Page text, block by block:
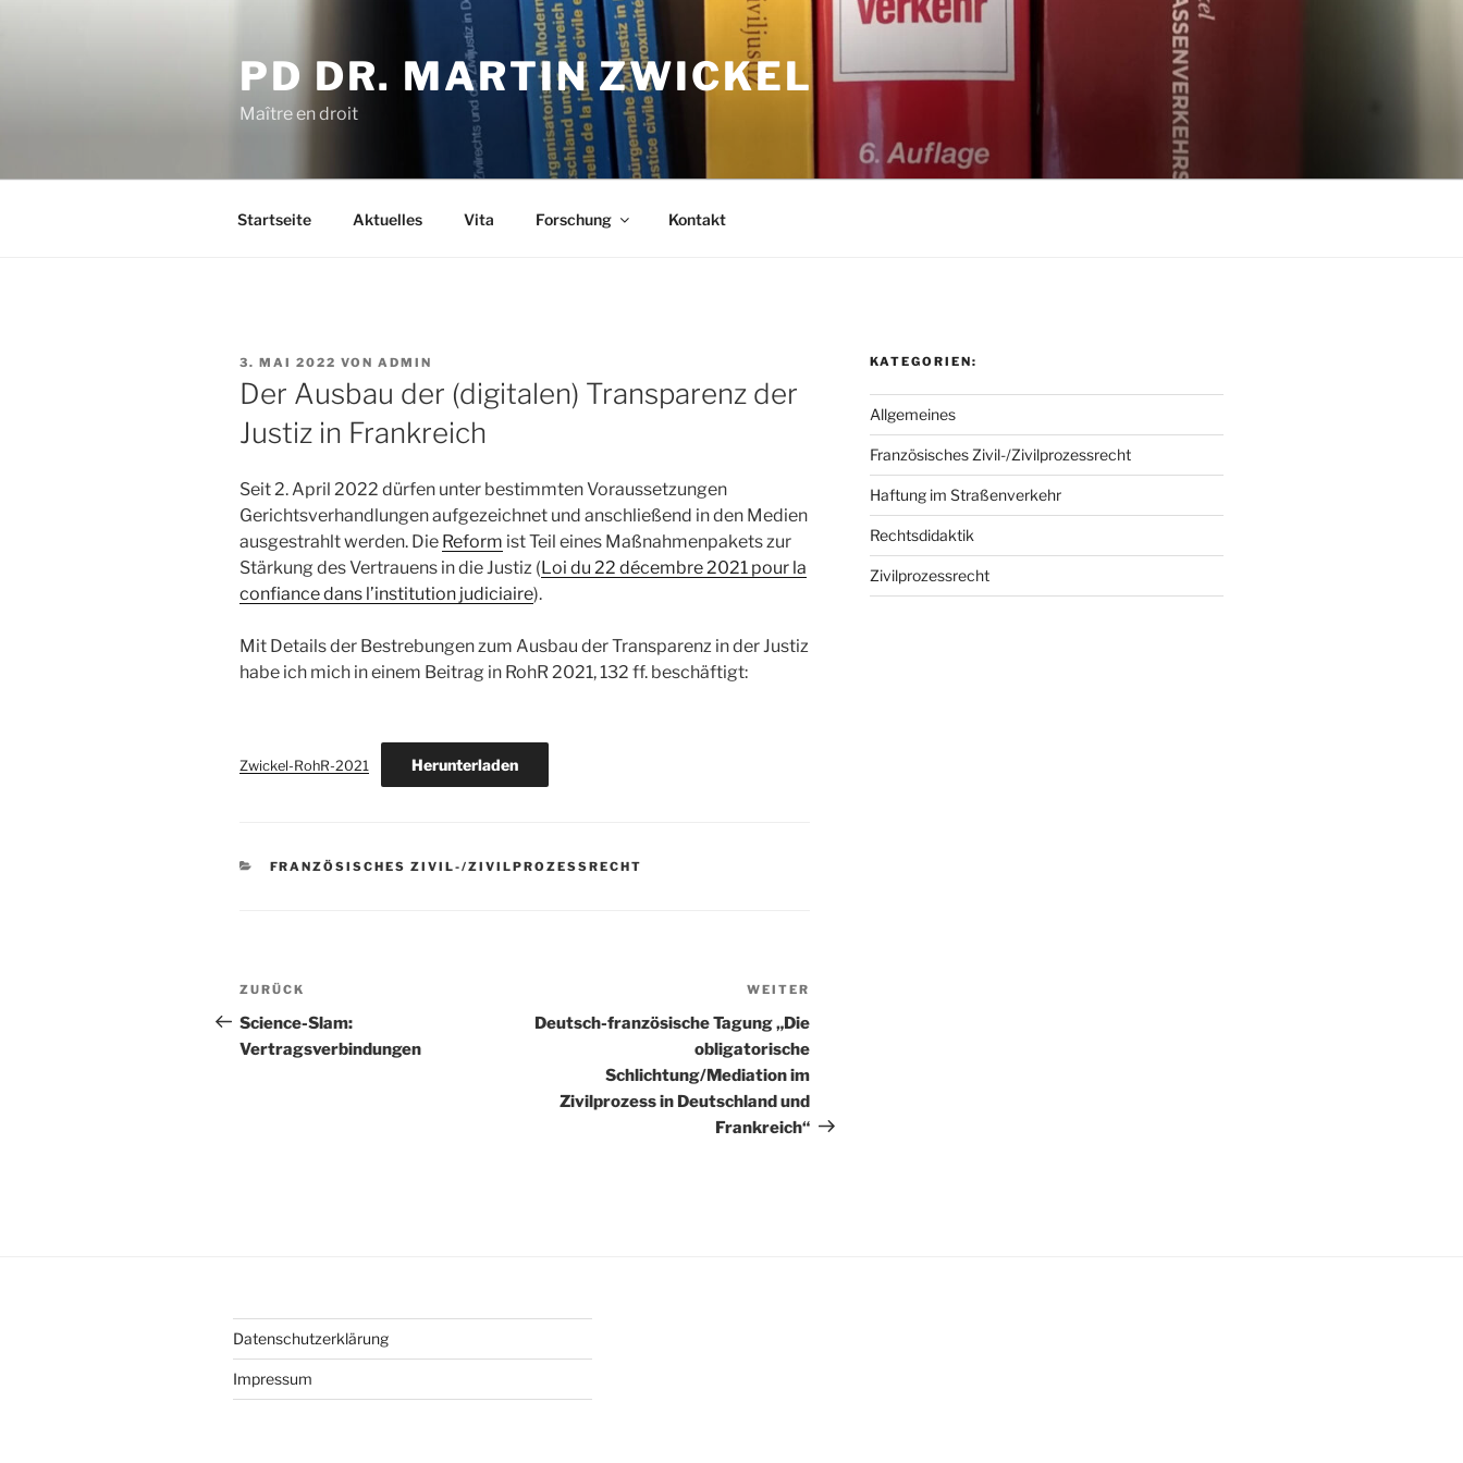
PD DR. MARTIN ZWICKEL
Maître en droit
Startseite Aktuelles Vita Forschung Kontakt
VERÖFFENTLICHT
AM
3. MAI 2022 VON ADMIN
Der Ausbau der (digitalen) Transparenz der
Justiz in Frankreich
Seit 2. April 2022 dürfen unter bestimmten Voraussetzungen
Gerichtsverhandlungen aufgezeichnet und anschließend in den Medien
ausgestrahlt werden. Die Reform ist Teil eines Maßnahmenpakets zur
Stärkung des Vertrauens in die Justiz (Loi du 22 décembre 2021 pour la
confiance dans l’institution judiciaire).
Mit Details der Bestrebungen zum Ausbau der Transparenz in der Justiz
habe ich mich in einem Beitrag in RohR 2021, 132 ff. beschäftigt:
Zwickel-RohR-2021 Herunterladen
KATEGORIEN
FRANZÖSISCHES ZIVIL-/ZIVILPROZESSRECHT
Beitragsnavigation
Vorheriger
Beitrag
ZURÜCK
Science-Slam:
Vertragsverbindungen
Beitrag
WEITER
Deutsch-französische Tagung „Die
obligatorische
Schlichtung/Mediation im
Zivilprozess in Deutschland und
Frankreich“
KATEGORIEN:
Allgemeines
Französisches Zivil-/Zivilprozessrecht
Haftung im Straßenverkehr
Rechtsdidaktik
Zivilprozessrecht
Datenschutzerklärung
Impressum